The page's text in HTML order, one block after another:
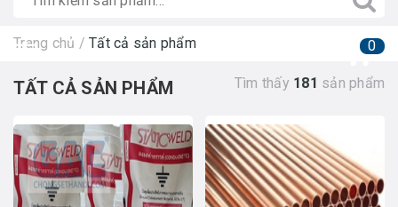
0
Trang chủ / Tất cả sản phẩm
TẤT CẢ SẢN PHẨM Tìm thấy 181 sản phẩm